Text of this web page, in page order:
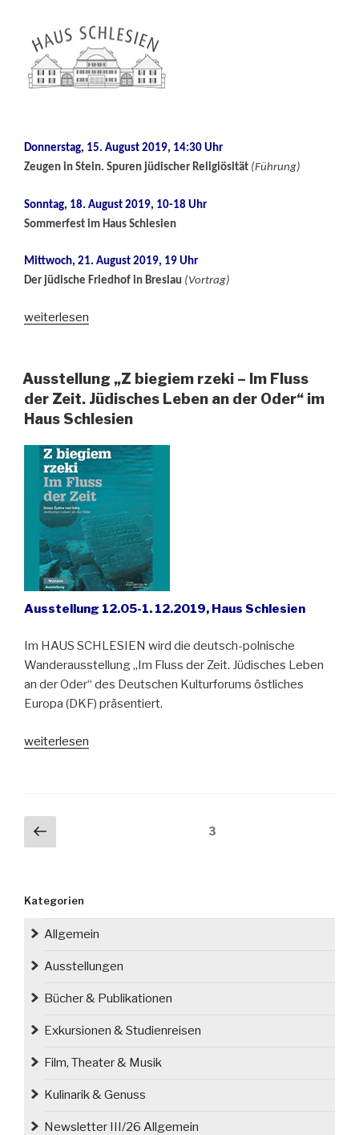
Donnerstag, 15. August 2019, 14:30 Uhr
Zeugen in Stein. Spuren jüdischer Religiösität (Führung)
Sonntag, 18. August 2019, 10-18 Uhr
Sommerfest im Haus Schlesien
Mittwoch, 21. August 2019, 19 Uhr
Der jüdische Friedhof in Breslau (Vortrag)
„Haus
Veranstaltungen
im
August
weiterlesen
Ausstellung „Z biegiem rzeki – Im Fluss
der Zeit. Jüdisches Leben an der Oder“ im
Haus Schlesien
Ausstellung 12.05-1. 12.2019, Haus Schlesien
Im HAUS SCHLESIEN wird die deutsch-polnische
Wanderausstellung „Im Fluss der Zeit. Jüdisches Leben
an der Oder“ des Deutschen Kulturforums östliches
Europa (DKF) präsentiert.
„Ausstellung
–
Im
Zeit.
Leben
der
Oder“
Haus
weiterlesen
Seitennummerierung
der
Vorherige
Seite
Seite3
Kategorien
Allgemein
Ausstellungen
Bücher & Publikationen
Exkursionen & Studienreisen
Film, Theater & Musik
Kulinarik & Genuss
Newsletter III/26 Allgemein